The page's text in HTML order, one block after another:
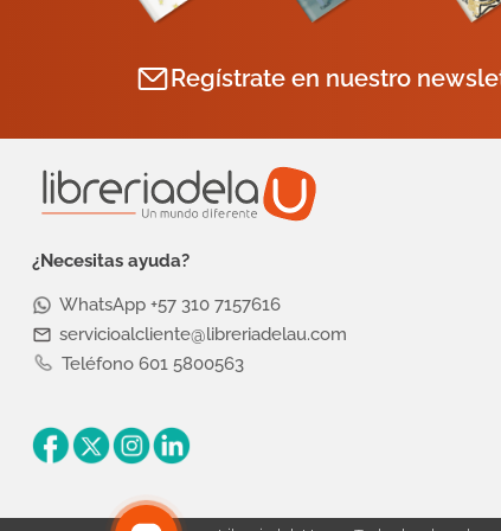
Regístrate en nuestro
¿Necesitas ayuda?
WhatsApp +57 310 7157616
servicioalcliente@libreriadelau.com
Teléfono 601 5800563